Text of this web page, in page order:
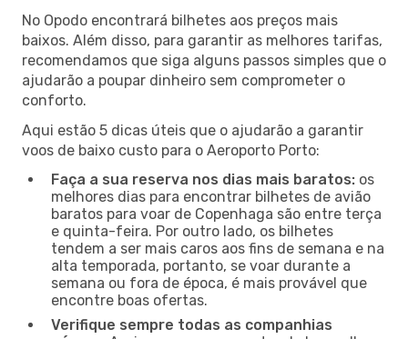
No Opodo encontrará bilhetes aos preços mais
baixos. Além disso, para garantir as melhores tarifas,
recomendamos que siga alguns passos simples que o
ajudarão a poupar dinheiro sem comprometer o
conforto.
Aqui estão 5 dicas úteis que o ajudarão a garantir
voos de baixo custo para o Aeroporto Porto:
Faça a sua reserva nos dias mais baratos: os
melhores dias para encontrar bilhetes de avião
baratos para voar de Copenhaga são entre terça
e quinta-feira. Por outro lado, os bilhetes
tendem a ser mais caros aos fins de semana e na
alta temporada, portanto, se voar durante a
semana ou fora de época, é mais provável que
encontre boas ofertas.
Verifique sempre todas as companhias